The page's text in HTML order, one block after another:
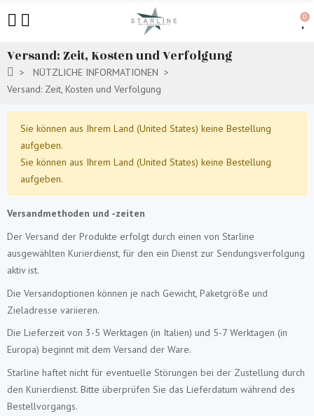
0
Versand: Zeit, Kosten und Verfolgung
NÜTZLICHE INFORMATIONEN
Versand: Zeit, Kosten und Verfolgung
Sie können aus Ihrem Land (United States) keine Bestellung
aufgeben.
Sie können aus Ihrem Land (United States) keine Bestellung
aufgeben.
Versandmethoden und -zeiten
Der Versand der Produkte erfolgt durch einen von Starline
ausgewählten Kurierdienst, für den ein Dienst zur Sendungsverfolgung
aktiv ist.
Die Versandoptionen können je nach Gewicht, Paketgröße und
Zieladresse variieren.
Die Lieferzeit von 3-5 Werktagen (in Italien) und 5-7 Werktagen (in
Europa) beginnt mit dem Versand der Ware.
Starline haftet nicht für eventuelle Störungen bei der Zustellung durch
den Kurierdienst. Bitte überprüfen Sie das Lieferdatum während des
Bestellvorgangs.